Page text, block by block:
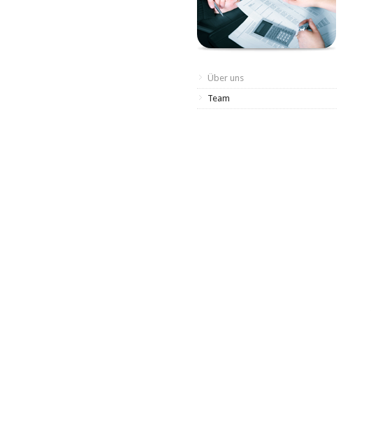
Über uns
Team